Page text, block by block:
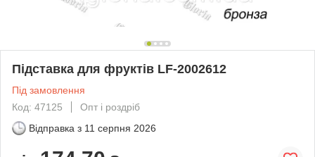
Підставка для фруктів LF-2002612
Під замовлення
Код: 47125
Опт і роздріб
Відправка з 11 серпня 2026